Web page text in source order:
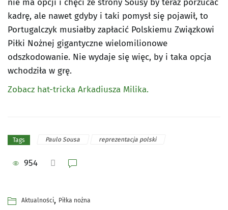
nie ma opcji i chęci ze strony Sousy by teraz porzucać
kadrę, ale nawet gdyby i taki pomysł się pojawił, to
Portugalczyk musiałby zapłacić Polskiemu Związkowi
Piłki Nożnej gigantyczne wielomilionowe
odszkodowanie. Nie wydaje się więc, by i taka opcja
wchodziła w grę.
Zobacz hat-tricka Arkadiusza Milika.
Tags Paulo Sousa reprezentacja polski
954
Aktualności, Piłka nożna